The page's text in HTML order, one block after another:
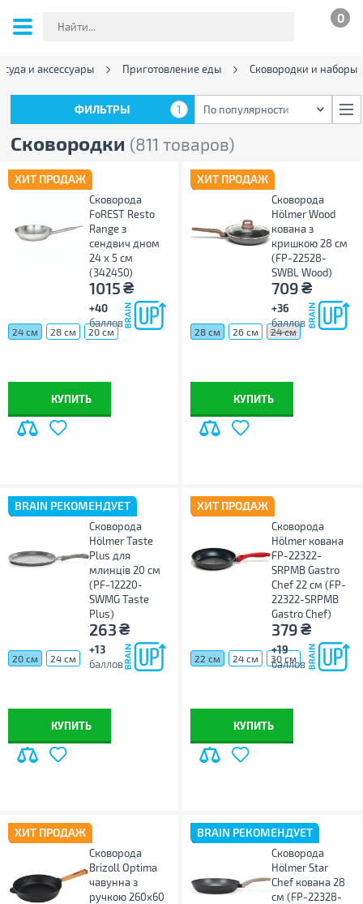
0
и аксессуары Приготовление еды Сковородки и наборы
Сковородки (811 товаров)
ФИЛЬТРЫ 1 По популярности
ХИТ ПРОДАЖ
Сковорода
FoREST Resto
Range з
сендвич дном
24 х 5 см
(342450)
1015₴
+40
баллов
24 см 28 см 20 см
КУПИТЬ
ХИТ ПРОДАЖ
Сковорода
Hölmer Wood
кована з
кришкою 28 см
(FP-22528-
SWBL Wood)
709₴
+36
баллов
28 см 26 см 24 см
КУПИТЬ
BRAIN РЕКОМЕНДУЕТ
Сковорода
Hölmer Taste
Plus для
млинців 20 см
(PF-12220-
SWMG Taste
Plus)
263₴
+13
баллов
20 см 24 см
КУПИТЬ
ХИТ ПРОДАЖ
Сковорода
Hölmer кована
FP-22322-
SRPMB Gastro
Chef 22 см (FP-
22322-SRPMB
Gastro Chef)
379₴
+19
баллов
22 см 24 см 30 см
КУПИТЬ
ХИТ ПРОДАЖ
Сковорода
Brizoll Optima
чавунна з
ручкою 260х60
BRAIN РЕКОМЕНДУЕТ
Сковорода
Hölmer Star
Chef кована 28
см (FP-22328-
ФИЛЬТРЫ 1 По популярности